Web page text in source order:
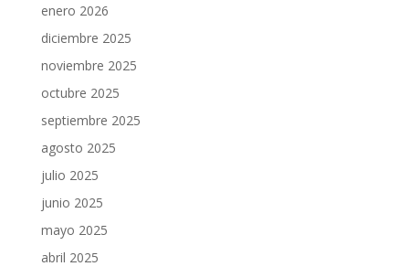
enero 2026
diciembre 2025
noviembre 2025
octubre 2025
septiembre 2025
agosto 2025
julio 2025
junio 2025
mayo 2025
abril 2025